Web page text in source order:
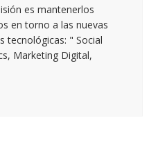
es mantenerlos
en torno a las nuevas
tecnológicas: " Social
Marketing Digital,